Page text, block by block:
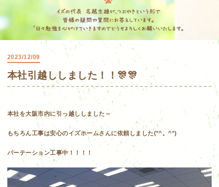
2023/12/09
本社引越ししました！！🎊🎊
本社を大阪市内に引っ越ししました～
もちろん工事は安心のイズホームさんに依頼しました(*^。^*)
パーテーション工事中！！！！